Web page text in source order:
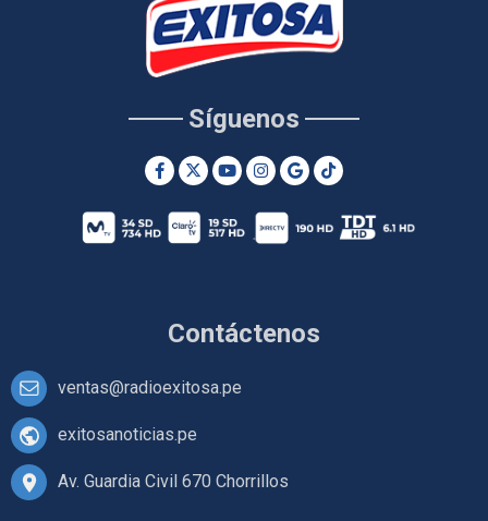
Contáctenos
ventas@radioexitosa.pe
exitosanoticias.pe
Av. Guardia Civil 670 Chorrillos
Síguenos